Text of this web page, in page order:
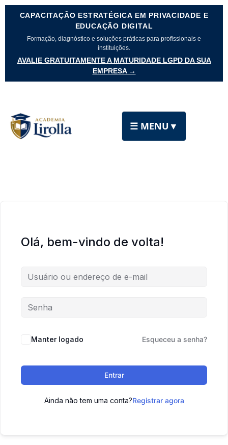
CAPACITAÇÃO ESTRATÉGICA EM PRIVACIDADE E
EDUCAÇÃO DIGITAL
Formação, diagnóstico e soluções práticas para profissionais e
instituições.
AVALIE GRATUITAMENTE A MATURIDADE LGPD DA SUA
EMPRESA →
☰ MENU ▼
Olá, bem-vindo de volta!
Manter logado Esqueceu a senha?
Entrar
Ainda não tem uma conta?Registrar agora